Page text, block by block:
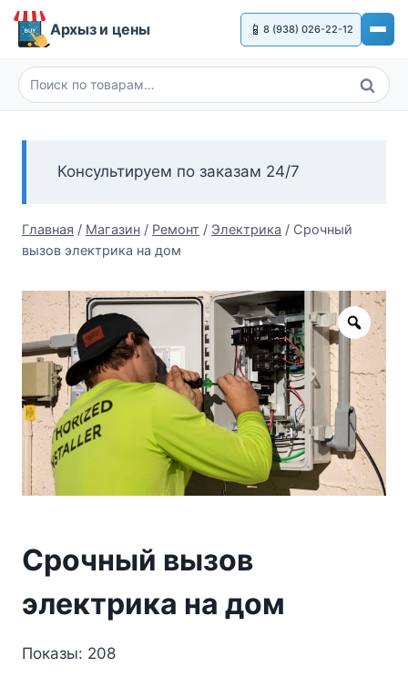
Перейти
Архыз и цены 📱 8 (938) 026-22-12
Искать:
Поиск
Консультируем по заказам 24/7
Главная / Магазин / Ремонт / Электрика / Срочный
вызов электрика на дом
Zoom
Срочный вызов
электрика на дом
Показы: 208